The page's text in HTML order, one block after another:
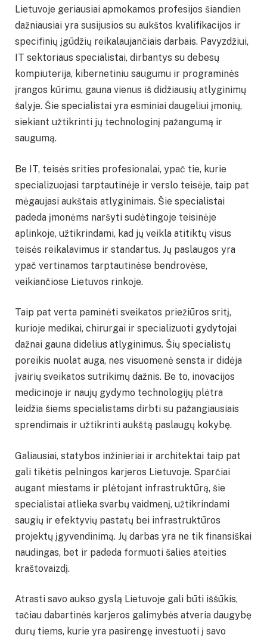
Lietuvoje geriausiai apmokamos profesijos šiandien
dažniausiai yra susijusios su aukštos kvalifikacijos ir
specifinių įgūdžių reikalaujančiais darbais. Pavyzdžiui,
IT sektoriaus specialistai, dirbantys su debesų
kompiuterija, kibernetiniu saugumu ir programinės
įrangos kūrimu, gauna vienus iš didžiausių atlyginimų
šalyje. Šie specialistai yra esminiai daugeliui įmonių,
siekiant užtikrinti jų technologinį pažangumą ir
saugumą.
Be IT, teisės srities profesionalai, ypač tie, kurie
specializuojasi tarptautinėje ir verslo teisėje, taip pat
mėgaujasi aukštais atlyginimais. Šie specialistai
padeda įmonėms naršyti sudėtingoje teisinėje
aplinkoje, užtikrindami, kad jų veikla atitiktų visus
teisės reikalavimus ir standartus. Jų paslaugos yra
ypač vertinamos tarptautinėse bendrovėse,
veikiančiose Lietuvos rinkoje.
Taip pat verta paminėti sveikatos priežiūros sritį,
kurioje medikai, chirurgai ir specializuoti gydytojai
dažnai gauna didelius atlyginimus. Šių specialistų
poreikis nuolat auga, nes visuomenė sensta ir didėja
įvairių sveikatos sutrikimų dažnis. Be to, inovacijos
medicinoje ir naujų gydymo technologijų plėtra
leidžia šiems specialistams dirbti su pažangiausiais
sprendimais ir užtikrinti aukštą paslaugų kokybę.
Galiausiai, statybos inžinieriai ir architektai taip pat
gali tikėtis pelningos karjeros Lietuvoje. Sparčiai
augant miestams ir plėtojant infrastruktūrą, šie
specialistai atlieka svarbų vaidmenį, užtikrindami
saugių ir efektyvių pastatų bei infrastruktūros
projektų įgyvendinimą. Jų darbas yra ne tik finansiškai
naudingas, bet ir padeda formuoti šalies ateities
kraštovaizdį.
Atrasti savo aukso gyslą Lietuvoje gali būti iššūkis,
tačiau dabartinės karjeros galimybės atveria daugybę
durų tiems, kurie yra pasirengę investuoti į savo